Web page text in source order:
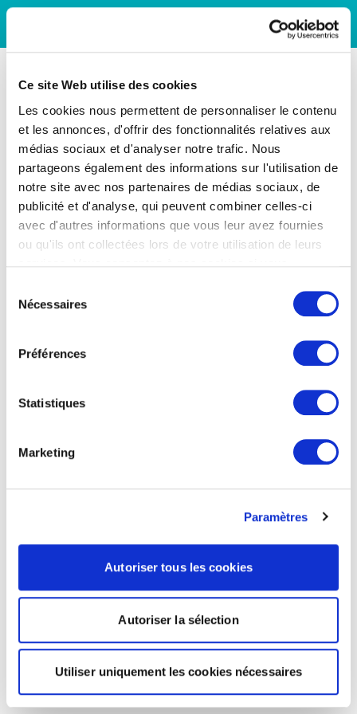
Ce site Web utilise des cookies
Les cookies nous permettent de personnaliser le contenu
et les annonces, d'offrir des fonctionnalités relatives aux
médias sociaux et d'analyser notre trafic. Nous
partageons également des informations sur l'utilisation de
notre site avec nos partenaires de médias sociaux, de
publicité et d'analyse, qui peuvent combiner celles-ci
avec d'autres informations que vous leur avez fournies
ou qu'ils ont collectées lors de votre utilisation de leurs
Nécessaires
Préférences
Statistiques
Marketing
Paramètres
Autoriser tous les cookies
Autoriser la sélection
Utiliser uniquement les cookies nécessaires